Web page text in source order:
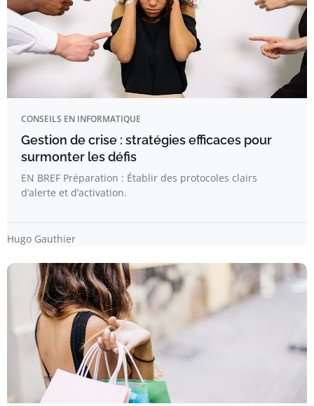
CONSEILS EN INFORMATIQUE
Gestion de crise : stratégies efficaces pour
surmonter les défis
EN BREF Préparation : Établir des protocoles clairs
d’alerte et d’activation.
Hugo Gauthier